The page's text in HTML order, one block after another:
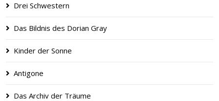
Drei Schwestern
Das Bildnis des Dorian Gray
Kinder der Sonne
Antigone
Das Archiv der Träume